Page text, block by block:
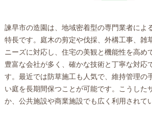
諫早市の造園は、地域密着型の専門業者によ
特長です。庭木の剪定や伐採、外構工事、雑
ニーズに対応し、住宅の美観と機能性を高め
豊富な会社が多く、確かな技術と丁寧な対応
す。最近では防草施工も人気で、維持管理の
い庭を長期間保つことが可能です。こうした
か、公共施設や商業施設でも広く利用されて